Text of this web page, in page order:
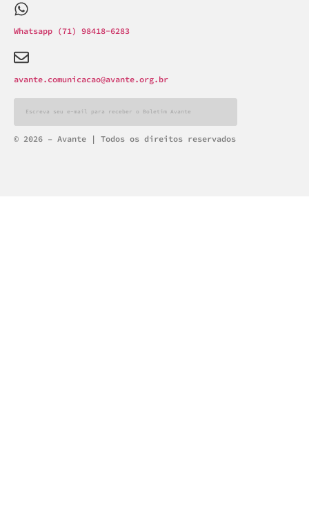
Whatsapp (71) 98418-6283
avante.comunicacao@avante.org.br
Alternative:
© 2026 – Avante | Todos os direitos reservados